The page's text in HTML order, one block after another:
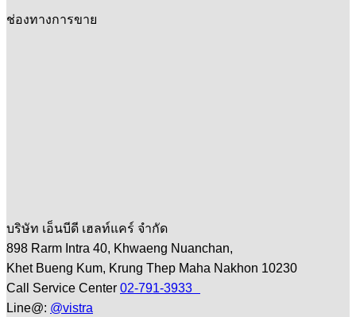
ช่องทางการขาย
บริษัท เอ็นบีดี เฮลท์แคร์ จำกัด
898 Rarm Intra 40, Khwaeng Nuanchan,
Khet Bueng Kum, Krung Thep Maha Nakhon 10230
Call Service Center 02-791-3933
Line@: @vistra